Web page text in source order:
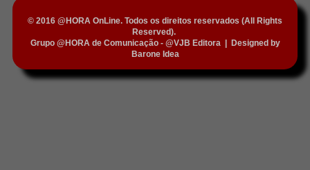
© 2016 @HORA OnLine. Todos os direitos reservados (All Rights
Reserved).
Grupo @HORA de Comunicação - @VJB Editora|
Designed by
Barone Idea